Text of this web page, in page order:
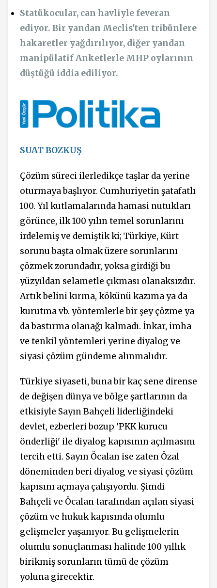
Statükocular, can havliyle feveran
ediyor. Bir yandan Meclis'ten tribünlere
hakaretler yağdırılıyor, diğer yandan
manipülatif Anketlerle MHP oylarının
düştüğü iddia ediliyor.
SUAT BOZKUŞ
Çözüm süreci ilerledikçe taşlar da yerine
oturmaya başlıyor. Cumhuriyetin şatafatlı
100. Yıl kutlamalarında hamasi nutukları
görünce, ilk 100 yılın temel sorunlarını
irdelemiş ve demiştik ki; Türkiye, Kürt
sorunu başta olmak üzere sorunlarını
çözmek zorundadır, yoksa girdiği bu
yüzyıldan selametle çıkması olanaksızdır.
Artık belini kırma, kökünü kazıma ya da
kurutma vb. yöntemlerle bir şey çözme ya
da bastırma olanağı kalmadı. İnkar, imha
ve tenkil yöntemleri yerine diyalog ve
siyasi çözüm gündeme alınmalıdır.
Türkiye siyaseti, buna bir kaç sene dirense
de değişen dünya ve bölge şartlarının da
etkisiyle Sayın Bahçeli liderliğindeki
devlet, ezberleri bozup 'PKK kurucu
önderliği' ile diyalog kapısının açılmasını
tercih etti. Sayın Öcalan ise zaten Özal
döneminden beri diyalog ve siyasi çözüm
kapısını açmaya çalışıyordu. Şimdi
Bahçeli ve Öcalan tarafından açılan siyasi
çözüm ve hukuk kapısında olumlu
gelişmeler yaşanıyor. Bu gelişmelerin
olumlu sonuçlanması halinde 100 yıllık
birikmiş sorunların tümü de çözüm
yoluna girecektir.